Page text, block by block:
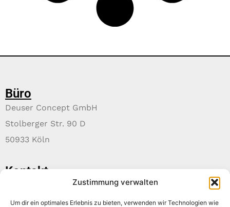
Zustimmung verwalten
Um dir ein optimales Erlebnis zu bieten, verwenden wir Technologien wie
Büro
Deuser Concept GmbH
Stolberger Str. 90 D
50933 Köln
Kontakt
+49 221 999 681 73